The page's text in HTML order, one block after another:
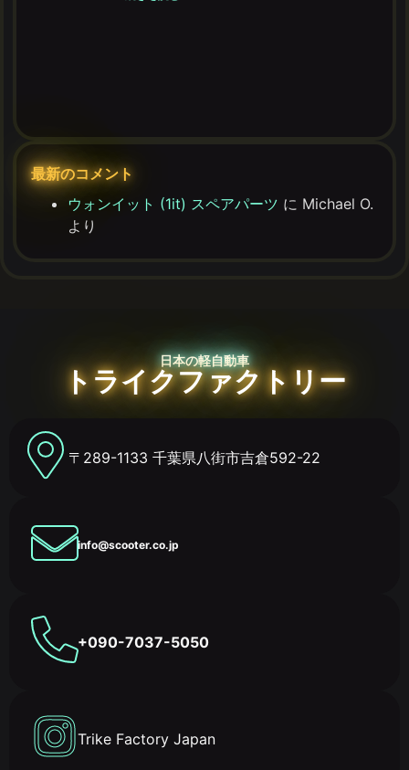
最新のコメント
ウォンイット (1it) スペアパーツ に Michael O.
より
日本の軽自動車
トライクファクトリー
〒289-1133 千葉県八街市吉倉592-22
info@scooter.co.jp
+090-7037-5050
Trike Factory Japan